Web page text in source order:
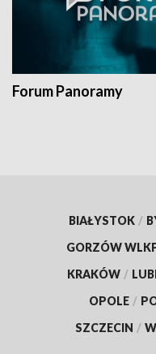
Forum Panoramy
BIAŁYSTOK /
GORZÓW
KRAKÓW /
OPOLE /
SZCZECIN /